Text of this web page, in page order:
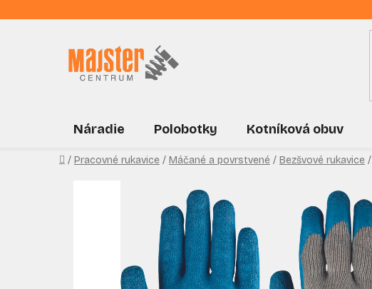
na
Náradie Polobotky Kotníková obuv
Domov
/ Pracovné rukavice / Máčané a povrstvené / Bezšvové rukavice /